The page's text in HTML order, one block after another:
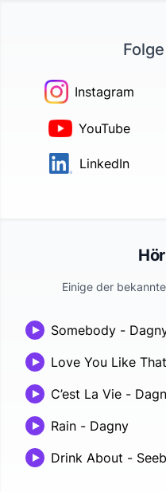
Instagram
YouTube
LinkedIn
Einige der
Somebody -
Love You Like That
C’est La Vie -
Rain - Dagny
Drink About -